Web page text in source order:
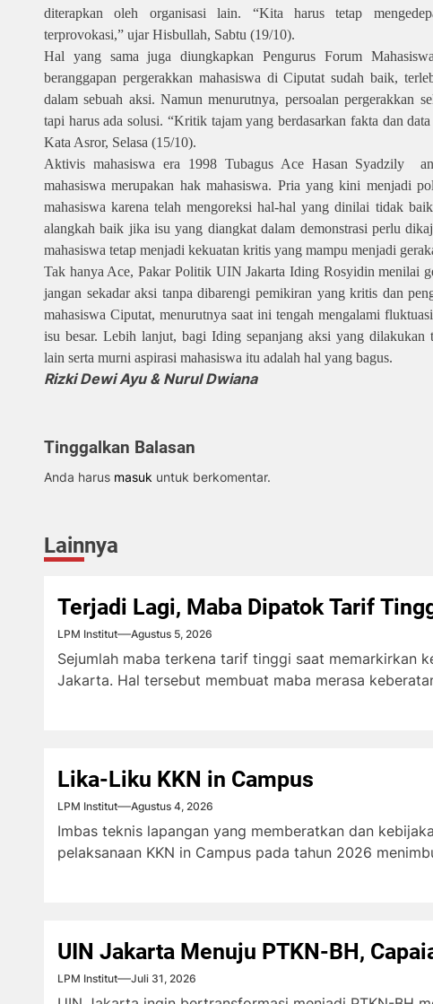
diterapkan oleh organisasi lain. “Kita harus tetap
terprovokasi,” ujar Hisbullah, Sabtu (19/10).
Hal yang sama juga diungkapkan Pengurus Forum
beranggapan pergerakkan mahasiswa di Ciputat sudah baik,
dalam sebuah aksi. Namun menurutnya, persoalan pergerakkan
tapi harus ada solusi. “Kritik tajam yang berdasarkan fakta dan
Kata Asror, Selasa (15/10).
Aktivis mahasiswa era 1998 Tubagus Ace Hasan Syadzily
mahasiswa merupakan hak mahasiswa. Pria yang kini menjadi
mahasiswa karena telah mengoreksi hal-hal yang dinilai tidak
alangkah baik jika isu yang diangkat dalam demonstrasi perlu
mahasiswa tetap menjadi kekuatan kritis yang mampu menjadi
Tak hanya Ace, Pakar Politik UIN Jakarta Iding Rosyidin menilai
jangan sekadar aksi tanpa dibarengi pemikiran yang kritis dan
mahasiswa Ciputat, menurutnya saat ini tengah mengalami
isu besar. Lebih lanjut, bagi Iding sepanjang aksi yang dilakukan
lain serta murni aspirasi mahasiswa itu adalah hal yang bagus.
Rizki Dewi Ayu & Nurul Dwiana
Tinggalkan Balasan
Anda harus masuk untuk berkomentar.
Lainnya
Terjadi Lagi, Maba Dipatok Tarif
LPM Institut Agustus 5, 2026
Sejumlah maba terkena tarif tinggi saat memarkirkan
Jakarta. Hal tersebut membuat maba merasa
Lika-Liku KKN in Campus
LPM Institut Agustus 4, 2026
Imbas teknis lapangan yang memberatkan dan
pelaksanaan KKN in Campus pada tahun 2026
UIN Jakarta Menuju PTKN-BH,
LPM Institut Juli 31, 2026